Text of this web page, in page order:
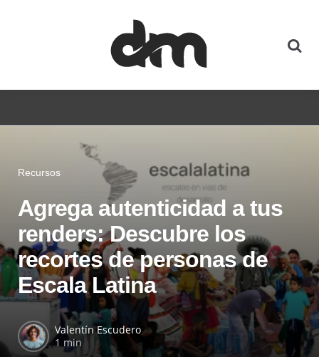
Recursos
Agrega autenticidad a tus
renders: Descubre los
recortes de personas de
Escala Latina
Valentín Escudero
1 min